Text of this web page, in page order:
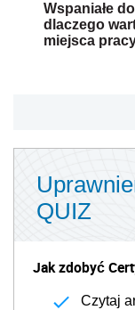
Wspaniałe
dlaczego
miejsca
QUIZ
Jak zdobyć
Czytaj